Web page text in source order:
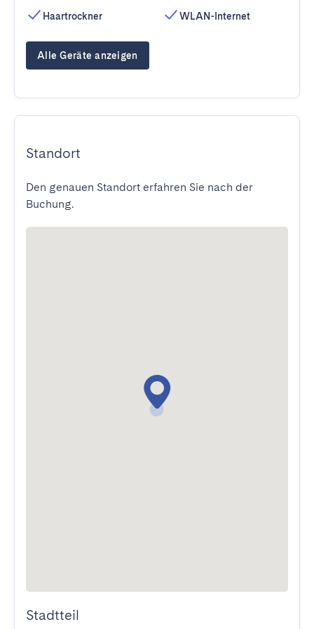
Haartrockner
WLAN-Internet
Alle Geräte anzeigen
Standort
Den genauen Standort erfahren Sie nach der
Buchung.
Stadtteil